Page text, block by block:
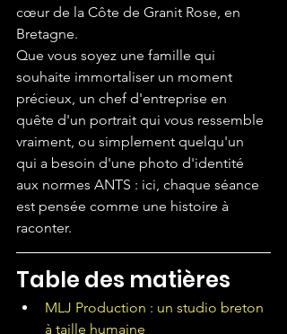
cœur de la Côte de Granit Rose, en
Bretagne.
Que vous soyez une famille qui
souhaite immortaliser un moment
précieux, un chef d'entreprise en
quête d'un portrait qui vous ressemble
vraiment, ou simplement quelqu'un
qui a besoin d'une photo d'identité
aux normes ANTS : ici, chaque séance
est pensée comme une histoire à
raconter.
Table des matières
MLJ Production : un studio breton
à taille humaine